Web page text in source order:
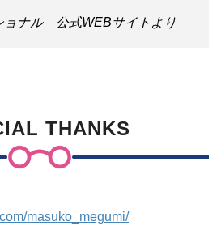
ョナル 公式WEBサイトより
THANKS
masuko_megumi/